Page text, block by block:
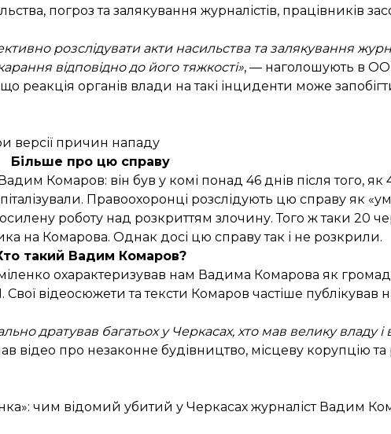
погроз та залякування журналістів, працівників
розслідувати акти насильства та залякування
відповідно до його тяжкості», — наголошують в
реакція органів влади на такі інциденти може
версії причин нападу
Більше про цю справу
Комаров: він був у комі понад 46 днів після того, як
Правоохоронці розслідують цю справу як
роботу над розкриттям злочину. Того ж таки 20
на Комарова. Однак досі цю справу так і не розкрили.
такий Вадим Комаров?
охарактеризував нам Вадима Комарова як
відеосюжети та тексти Комаров частіше публікував
дратував багатьох у Черкасах, хто мав велику владу і
відео про незаконне будівництво, місцеву корупцію
чим відомий убитий у Черкасах журналіст Вадим